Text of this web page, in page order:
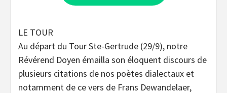
LE TOUR
Au départ du Tour Ste-Gertrude (29/9), notre
Révérend Doyen émailla son éloquent discours de
plusieurs citations de nos poètes dialectaux et
notamment de ce vers de Frans Dewandelaer,